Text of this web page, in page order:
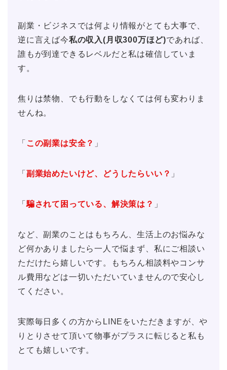
副業・ビジネスでは何より情報がとても大事で、
逆に言えば今私の収入(月収300万ほど)であれば、
誰もが到達できるレベルだと私は確信していま
す。
焦りは禁物、でも行動をしなくては何も変わりま
せんね。
「 この副業は安全？ 」
「 副業始めたいけど、どうしたらいい？ 」
「騙されて困っている、解決策は？ 」
など、副業のことはもちろん、生活上のお悩みな
ど何かありましたら一人で悩まず、私にご相談い
ただけたら嬉しいです。もちろん相談料やコンサ
ル費用などは一切いただいていませんので安心し
てください。
実際毎日多くの方からLINEをいただきますが、や
りとりさせて頂いて物事がプラスに転じると私も
とても嬉しいです。